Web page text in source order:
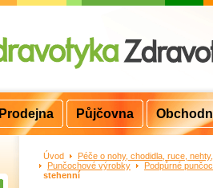
Úvod >
Péče o nohy, chodidla, ruce,
Punčochové výrobky >
Podpůrné
stehenní
Prodejna Půjčovna